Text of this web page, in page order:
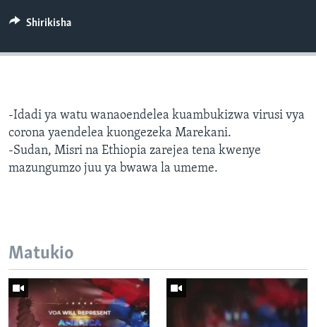
Shirikisha
-Idadi ya watu wanaoendelea kuambukizwa virusi vya
corona yaendelea kuongezeka Marekani.
-Sudan, Misri na Ethiopia zarejea tena kwenye
mazungumzo juu ya bwawa la umeme.
Matukio